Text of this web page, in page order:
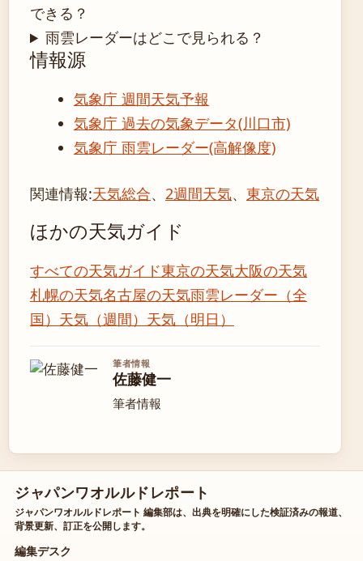
できる？
雨雲レーダーはどこで見られる？
情報源
気象庁 週間天気予報
気象庁 過去の気象データ(川口市)
気象庁 雨雲レーダー(高解像度)
関連情報:天気総合、 2週間天気、 東京の天気
ほかの天気ガイド
すべての天気ガイド東京の天気大阪の天気
札幌の天気名古屋の天気雨雲レーダー（全
国） 天気（週間） 天気（明日）
筆者情報
佐藤健一
筆者情報
ジャパンワオルルドレポート
ジャパンワオルルドレポート 編集部は、出典を明確にした検証済みの報道、
背景更新、訂正を公開します。
編集デスク